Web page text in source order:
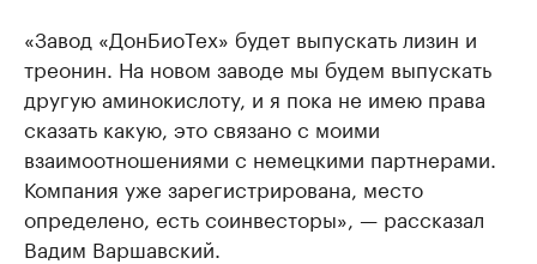
«Завод «ДонБиоТех» будет выпускать лизин и
треонин. На новом заводе мы будем выпускать
другую аминокислоту, и я пока не имею права
сказать какую, это связано с моими
взаимоотношениями с немецкими партнерами.
Компания уже зарегистрирована, место
определено, есть соинвесторы», — рассказал
Вадим Варшавский.